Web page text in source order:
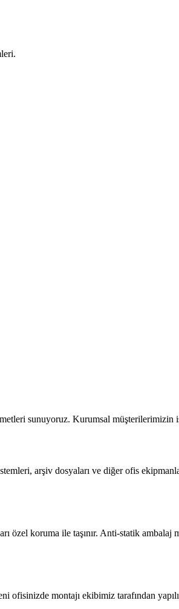
sunuyoruz. Kurumsal
arşiv dosyaları ve diğer ofis
özel koruma ile taşınır. Anti-statik
ofisinizde montajı ekibimiz tarafından